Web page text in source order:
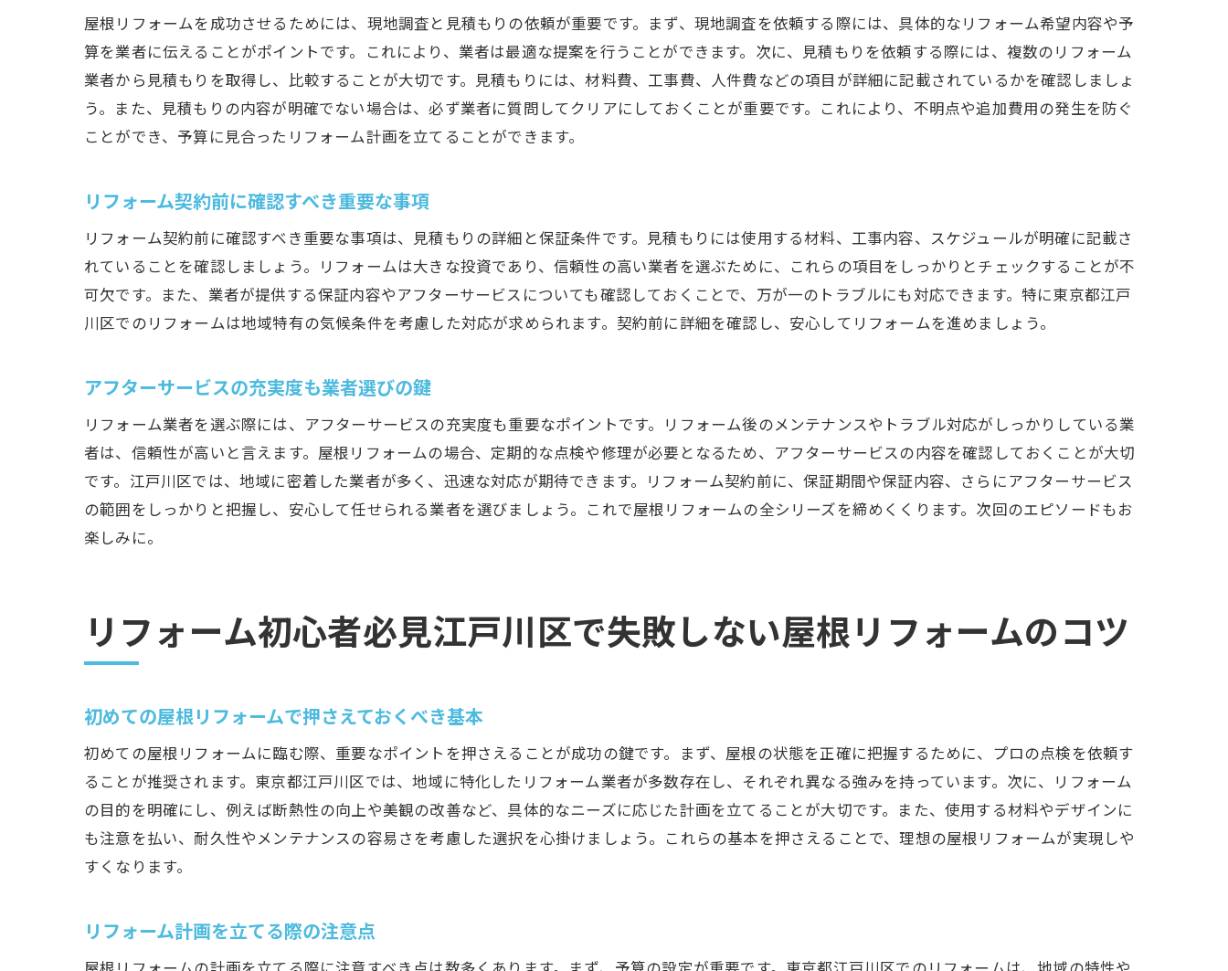
成功事例2: 雨漏り対策を徹底したリフォーム
成功事例3: 耐震性能を向上させたリフォーム
成功事例4: 美観を重視した屋根リフォーム
成功事例5: 長寿命を実現したメンテナンス
成功事例6: コストパフォーマンスに優れたリフォーム
ステップ1: リフォーム目的を明確にする
ステップ2: 予算設定と資金計画を立てる
ステップ3: リフォーム業者の選定と契約
ステップ4: 現地調査と詳細なプランニング
ステップ5: リフォーム着工と進行管理
江戸川区での屋根リフォーム最新トレンドと選び方のポイント
最新トレンド1: エネルギー効率の高い屋根
最新トレンド2: 天然素材を使用した屋根リフォーム
最新トレンド3: カラーバリエーションとデザイン
選び方のポイント: 耐久性とメンテナンス性
リフォームで快適な住まいを実現江戸川区の屋根リフォーム成功ガイド
快適な住まいを実現するリフォームのヒント
防音対策を施した屋根リフォーム
長く快適に住むためのメンテナンス
リフォーム後のアフターケアの重要性
江戸川区で快適な家を作るためのステップ
屋根リフォームを成功させるためには、現地調査と見積もりの依頼が重要です。まず、現地調査を依頼する際には、具体的なリフォーム希望内容や予
算を業者に伝えることがポイントです。これにより、業者は最適な提案を行うことができます。次に、見積もりを依頼する際には、複数のリフォーム
業者から見積もりを取得し、比較することが大切です。見積もりには、材料費、工事費、人件費などの項目が詳細に記載されているかを確認しましょ
う。また、見積もりの内容が明確でない場合は、必ず業者に質問してクリアにしておくことが重要です。これにより、不明点や追加費用の発生を防ぐ
ことができ、予算に見合ったリフォーム計画を立てることができます。
リフォーム契約前に確認すべき重要な事項
リフォーム契約前に確認すべき重要な事項は、見積もりの詳細と保証条件です。見積もりには使用する材料、工事内容、スケジュールが明確に記載さ
れていることを確認しましょう。リフォームは大きな投資であり、信頼性の高い業者を選ぶために、これらの項目をしっかりとチェックすることが不
可欠です。また、業者が提供する保証内容やアフターサービスについても確認しておくことで、万が一のトラブルにも対応できます。特に東京都江戸
川区でのリフォームは地域特有の気候条件を考慮した対応が求められます。契約前に詳細を確認し、安心してリフォームを進めましょう。
アフターサービスの充実度も業者選びの鍵
リフォーム業者を選ぶ際には、アフターサービスの充実度も重要なポイントです。リフォーム後のメンテナンスやトラブル対応がしっかりしている業
者は、信頼性が高いと言えます。屋根リフォームの場合、定期的な点検や修理が必要となるため、アフターサービスの内容を確認しておくことが大切
です。江戸川区では、地域に密着した業者が多く、迅速な対応が期待できます。リフォーム契約前に、保証期間や保証内容、さらにアフターサービス
の範囲をしっかりと把握し、安心して任せられる業者を選びましょう。これで屋根リフォームの全シリーズを締めくくります。次回のエピソードもお
楽しみに。
リフォーム初心者必見江戸川区で失敗しない屋根リフォームのコツ
初めての屋根リフォームで押さえておくべき基本
初めての屋根リフォームに臨む際、重要なポイントを押さえることが成功の鍵です。まず、屋根の状態を正確に把握するために、プロの点検を依頼す
ることが推奨されます。東京都江戸川区では、地域に特化したリフォーム業者が多数存在し、それぞれ異なる強みを持っています。次に、リフォーム
の目的を明確にし、例えば断熱性の向上や美観の改善など、具体的なニーズに応じた計画を立てることが大切です。また、使用する材料やデザインに
も注意を払い、耐久性やメンテナンスの容易さを考慮した選択を心掛けましょう。これらの基本を押さえることで、理想の屋根リフォームが実現しや
すくなります。
リフォーム計画を立てる際の注意点